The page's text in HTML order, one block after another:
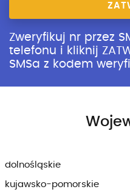
Zweryfikuj nr przez
telefonu i kliknij
SMSa z kodem
dolnośląskie
kujawsko-pomorskie